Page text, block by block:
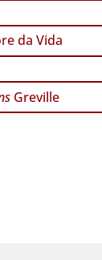
da Vida
Greville